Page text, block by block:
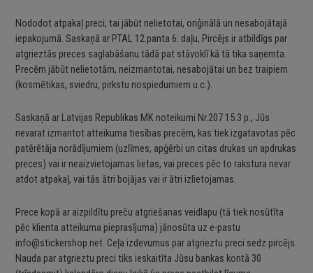
Nododot atpakaļ preci, tai jābūt nelietotai, oriģinālā un nesabojātajā
iepakojumā. Saskaņā ar PTAL 12.panta 6. daļu, Pircējs ir atbildīgs par
atgrieztās preces saglabāšanu tādā pat stāvoklī kā tā tika saņemta.
Precēm jābūt nelietotām, neizmantotai, nesabojātai un bez traipiem
(kosmētikas, sviedru, pirkstu nospiedumiem u.c.).
Saskaņā ar Latvijas Republikas MK noteikumi Nr.207 15.3 p., Jūs
nevarat izmantot atteikuma tiesības precēm, kas tiek izgatavotas pēc
patērētāja norādījumiem (uzlīmes, apģērbi un citas drukas un apdrukas
preces) vai ir neaizvietojamas lietas, vai preces pēc to rakstura nevar
atdot atpakaļ, vai tās ātri bojājas vai ir ātri izlietojamas.
Prece kopā ar aizpildītu preču atgriešanas veidlapu (tā tiek nosūtīta
pēc klienta atteikuma pieprasījuma) jānosūta uz e-pastu
info@stickershop.net. Ceļa izdevumus par atgrieztu preci sedz pircējs.
Nauda par atgrieztu preci tiks ieskaitīta Jūsu bankas kontā 30